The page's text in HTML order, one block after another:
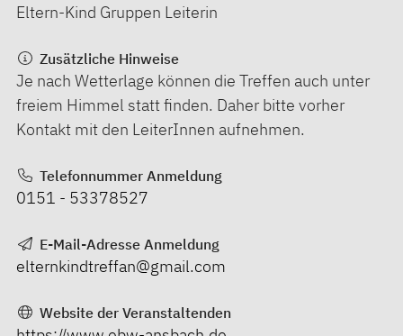
Eltern-Kind Gruppen Leiterin
Zusätzliche Hinweise
Je nach Wetterlage können die Treffen auch unter
freiem Himmel statt finden. Daher bitte vorher
Kontakt mit den LeiterInnen aufnehmen.
Telefonnummer Anmeldung
0151 - 53378527
E-Mail-Adresse Anmeldung
elternkindtreffan@gmail.com
Website der Veranstaltenden